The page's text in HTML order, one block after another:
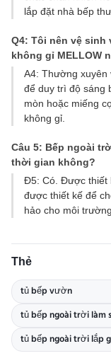
lắp đặt nhà bếp
Q4: Tôi nên vệ sinh
không gỉ MELLOW
A4: Thường xuyên
để duy trì độ sáng
mòn hoặc miếng
không gỉ.
Câu 5: Bếp ngoài
thời gian không?
Đ5: Có. Được thiết
được thiết kế để
hảo cho môi
Thẻ
tủ bếp vườn
tủ bếp ngoài trời làm
tủ bếp ngoài trời lắp